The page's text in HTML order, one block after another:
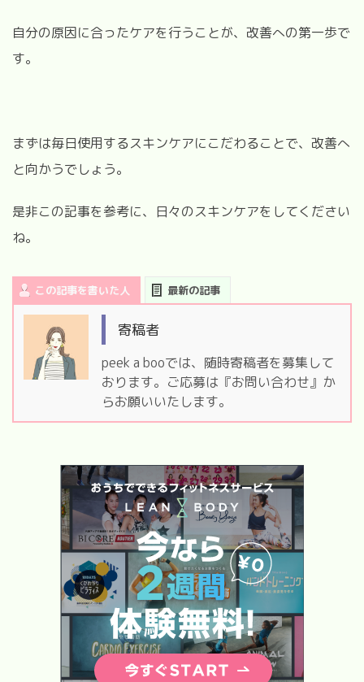
自分の原因に合ったケアを行うことが、改善への第一歩で
す。
まずは毎日使用するスキンケアにこだわることで、改善へ
と向かうでしょう。
是非この記事を参考に、日々のスキンケアをしてください
ね。
この記事を書いた人 最新の記事
寄稿者
peek a booでは、随時寄稿者を募集して
おります。ご応募は『お問い合わせ』か
らお願いいたします。